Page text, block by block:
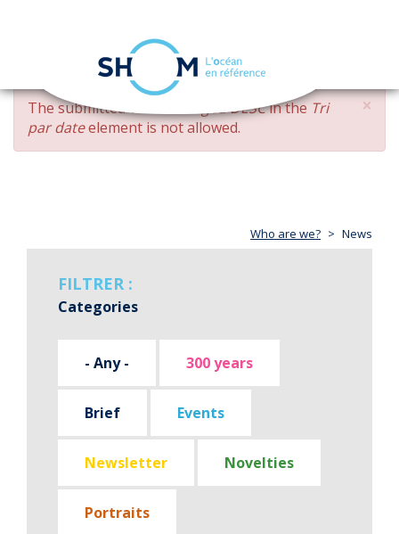
Skip
main
content
navigation
×
ERROR
MESSAGE
The submitted value changed DESCin the Tri
par dateelement is not allowed.
Who are we? News
FILTRER :
Categories
- Any - 300 years
Brief Events
Newsletter Novelties
Portraits